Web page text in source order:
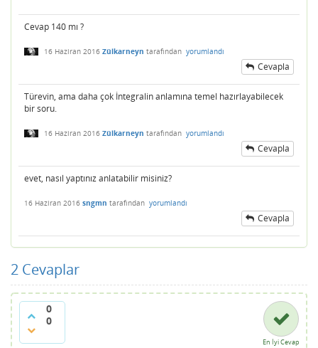
Cevap 140 mı ?
16 Haziran 2016 Zülkarneyn tarafından yorumlandı
Cevapla
Türevin, ama daha çok İntegralin anlamına temel hazırlayabilecek
bir soru.
16 Haziran 2016 Zülkarneyn tarafından yorumlandı
Cevapla
evet, nasıl yaptınız anlatabilir misiniz?
16 Haziran 2016 sngmn tarafından yorumlandı
Cevapla
2 Cevaplar
0
0
En İyi Cevap